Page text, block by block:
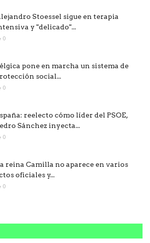
Stoessel sigue en terapia
y "delicado"...
0
pone en marcha un sistema de
social...
0
reelecto cómo líder del PSOE,
Sánchez inyecta...
0
reina Camilla no aparece en varios
oficiales y...
0